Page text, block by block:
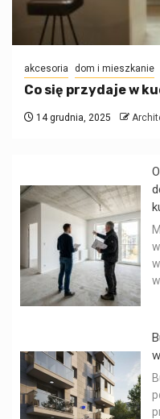
akcesoria dom i mieszkanie
Co się przydaje w
14 grudnia, 2025